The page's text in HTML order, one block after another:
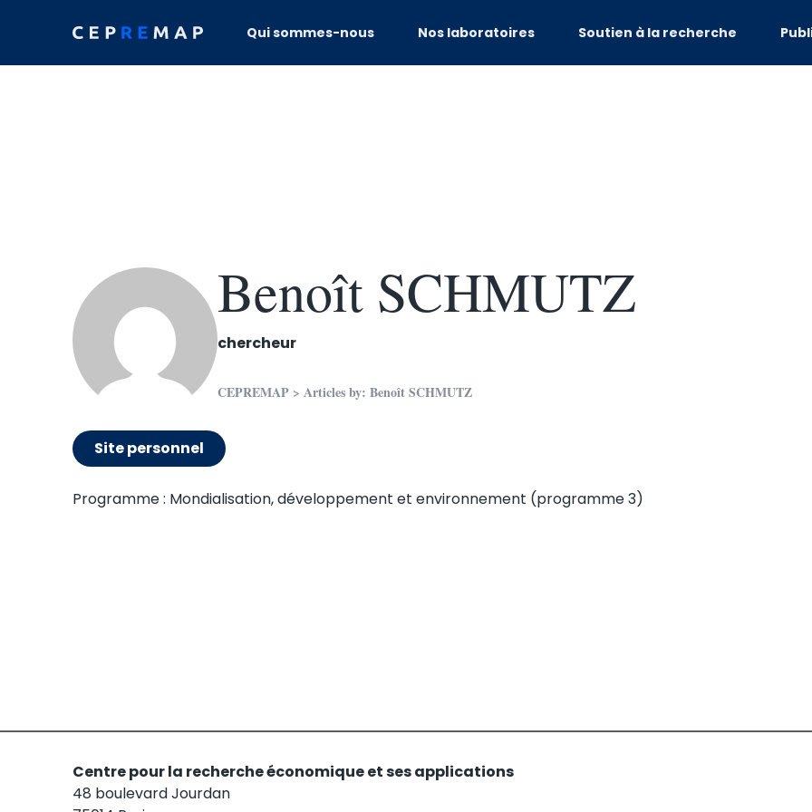
Qui sommes-nous Nos laboratoires Soutien à la recherche
Benoît SCHMUTZ
chercheur
CEPREMAP > Articles by: Benoît SCHMUTZ
Site personnel
Programme : Mondialisation, développement et environnement (programme 3)
Centre pour la recherche économique et ses applications
48 boulevard Jourdan